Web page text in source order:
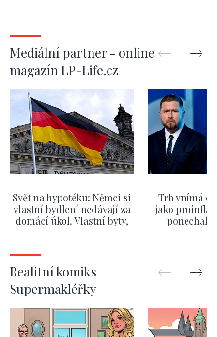
Mediální partner - online
magazín LP-Life.cz
Svět na hypotéku: Němci si
vlastní bydlení nedávají za
domácí úkol. Vlastní byty,
Trh vnímá
jako
ponechali
Realitní komiks
Supermakléřky